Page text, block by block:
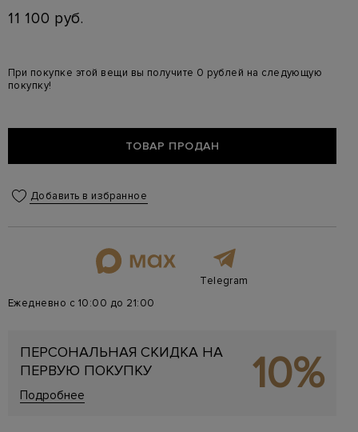
11 100 руб.
При покупке этой вещи вы получите 0 рублей на следующую
покупку!
ТОВАР ПРОДАН
Добавить в избранное
Telegram
Ежедневно с 10:00 до 21:00
ПЕРСОНАЛЬНАЯ СКИДКА НА
ПЕРВУЮ ПОКУПКУ
Подробнее 10%